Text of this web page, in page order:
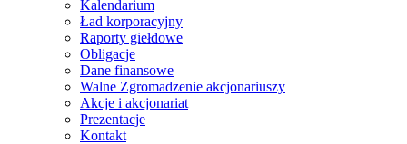
Kalendarium
Ład korporacyjny
Raporty giełdowe
Obligacje
Dane finansowe
Walne Zgromadzenie akcjonariuszy
Akcje i akcjonariat
Prezentacje
Kontakt